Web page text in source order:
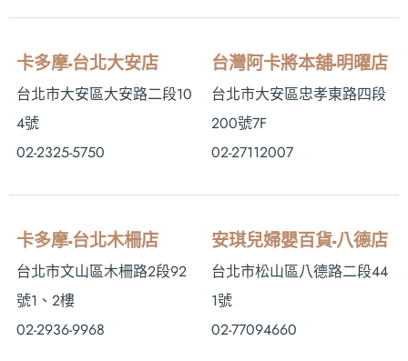
卡多摩-台北大安店
台北市大安區大安路二段10
4號
02-2325-5750
台灣阿卡將本舖-明曜店
台北市大安區忠孝東路四段
200號7F
02-27112007
卡多摩-台北木柵店
台北市文山區木柵路2段92
號1、2樓
02-2936-9968
安琪兒婦嬰百貨-八德店
台北市松山區八德路二段44
1號
02-77094660